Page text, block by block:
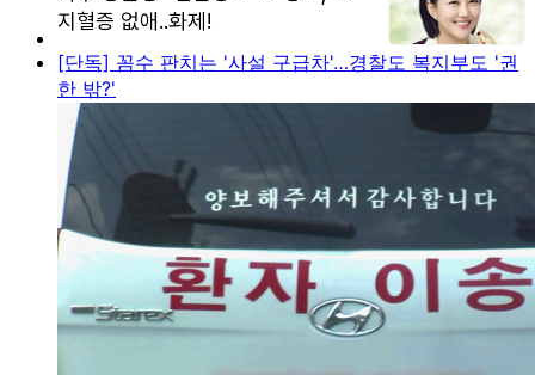
[단독] 꼼수 판치는 '사설 구급차'…경찰도 복지부도 '권
한 밖?'